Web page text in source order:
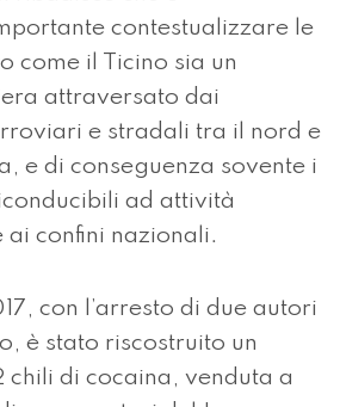
contestualizzare le
come il Ticino sia un
attraversato dai
e stradali tra il nord e
e di conseguenza sovente i
ad attività
ai confini nazionali.
con l’arresto di due autori
è stato riscostruito un
chili di cocaina, venduta a